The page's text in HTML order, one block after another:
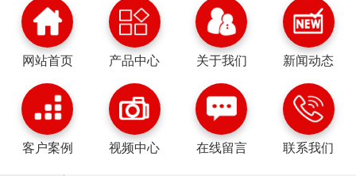
网站首页 产品中心 关于我们 新闻动态
客户案例 视频中心 在线留言 联系我们